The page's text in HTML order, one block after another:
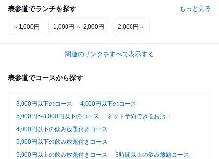
表参道でランチを探す もっと見る
～1,000円 1,000円 ～ 2,000円 2,000円～
関連のリンクをすべて表示する
表参道でコースから探す
3,000円以下のコース
4,000円以下のコース
5,000円〜8,000円以下のコース
ネット予約できるお店
4,000円以下の飲み放題付きコース
5,000円以下の飲み放題付きコース
5,000円以上の飲み放題付きコース
3時間以上の飲み放題コース